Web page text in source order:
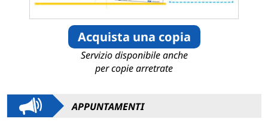
Acquista una copia
Servizio disponibile anche
per copie arretrate
APPUNTAMENTI